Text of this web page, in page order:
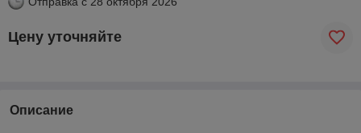
Цену уточняйте
Описание